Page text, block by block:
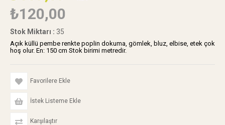
₺120,00
Stok Miktarı : 35
Açık küllü pembe renkte poplin dokuma, gömlek, bluz, elbise, etek çok
hoş olur. En: 150 cm Stok birimi metredir.
Favorilere Ekle
İstek Listeme Ekle
Karşılaştır